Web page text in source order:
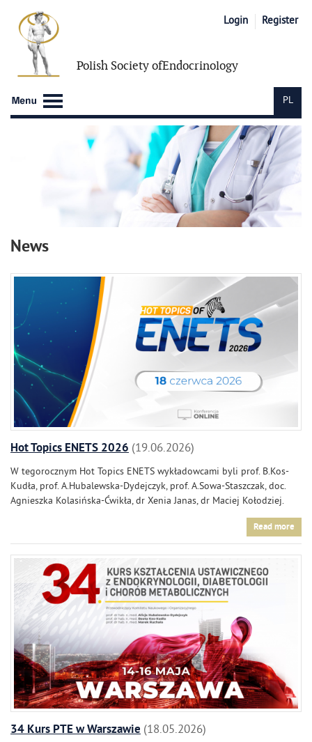
Polish Society ofEndocrinology
Login Register
PL
News
Hot Topics ENETS 2026 19.06.2026
W tegorocznym Hot Topics ENETS wykładowcami byli prof. B.Kos-
Kudła, prof. A.Hubalewska-Dydejczyk, prof. A.Sowa-Staszczak, doc.
Agnieszka Kolasińska-Ćwikła, dr Xenia Janas, dr Maciej Kołodziej.
Read more
34 Kurs PTE w Warszawie 18.05.2026